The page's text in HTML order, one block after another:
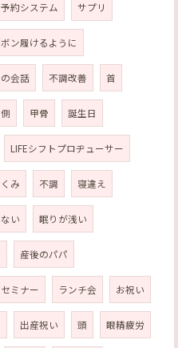
予約システム サプリ
ン履けるように
会話 不調改善 首
甲骨 誕生日
LIFEシフトプロヂューサー
み 不調 寝違え
い 眠りが浅い
産後のパパ
ミナー ランチ会 お祝い
出産祝い 頭 眼精疲労